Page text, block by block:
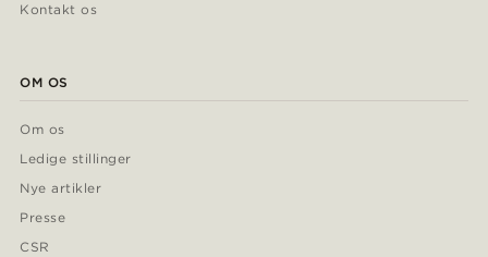
Kontakt os
OM OS
Om os
Ledige stillinger
Nye artikler
Presse
CSR